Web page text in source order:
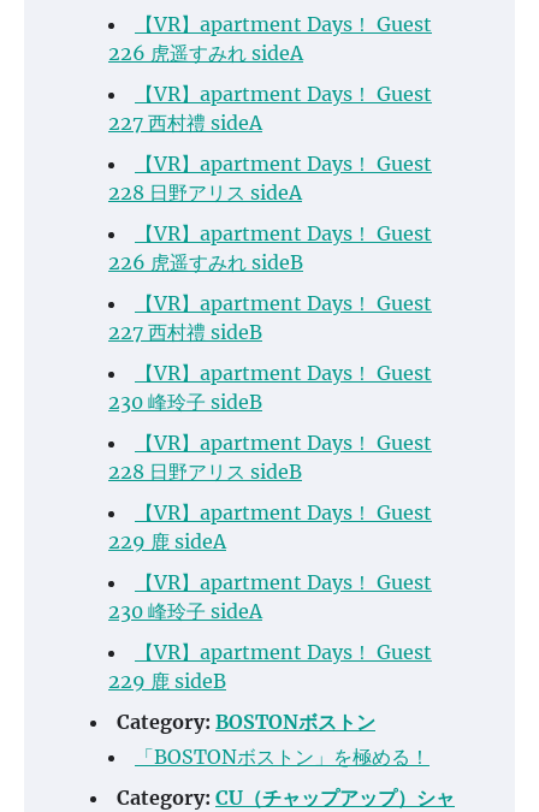
【VR】apartment Days！ Guest
226 虎遥すみれ sideA
【VR】apartment Days！ Guest
227 西村禮 sideA
【VR】apartment Days！ Guest
228 日野アリス sideA
【VR】apartment Days！ Guest
226 虎遥すみれ sideB
【VR】apartment Days！ Guest
227 西村禮 sideB
【VR】apartment Days！ Guest
230 峰玲子 sideB
【VR】apartment Days！ Guest
228 日野アリス sideB
【VR】apartment Days！ Guest
229 鹿 sideA
【VR】apartment Days！ Guest
230 峰玲子 sideA
【VR】apartment Days！ Guest
229 鹿 sideB
Category: BOSTONボストン
「BOSTONボストン」を極める！
Category: CU（チャップアップ）シャ